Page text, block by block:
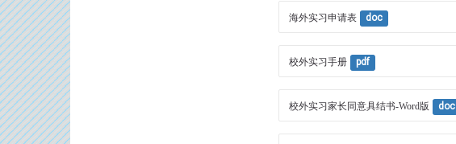
海外实习申请表 doc
校外实习手册 pdf
校外实习家长同意具结书-Word版 doc